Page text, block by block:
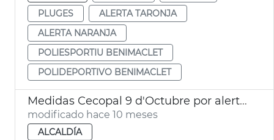
PLUGES
ALERTA TARONJA
ALERTA NARANJA
POLIESPORTIU BENIMACLET
POLIDEPORTIVO BENIMACLET
Medidas Cecopal 9 d'Octubre por alerta naranja
modificado hace 10 meses
ALCALDÍA